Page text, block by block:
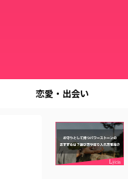
恋愛・出会い